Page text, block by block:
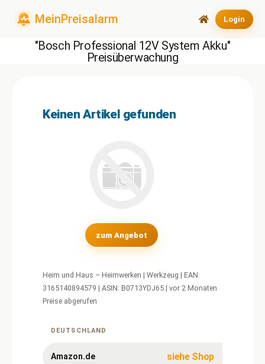
Login
"Bosch Professional 12V System Akku"
Preisüberwachung
Keinen Artikel gefunden
zum Angebot
Heim und Haus – Heimwerken | Werkzeug | EAN:
3165140894579 | ASIN: B0713YDJ65 | vor 2 Monaten
Preise abgerufen
für
12V
DEUTSCHLAND
Amazon.de siehe Shop